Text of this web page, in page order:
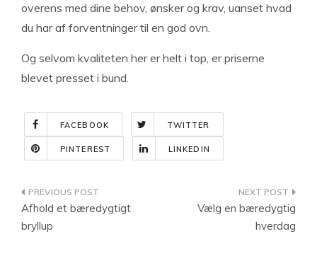
overens med dine behov, ønsker og krav, uanset hvad
du har af forventninger til en god ovn.
Og selvom kvaliteten her er helt i top, er priserne
blevet presset i bund.
FACEBOOK TWITTER
PINTEREST LINKEDIN
Indlægsnavigation
Afhold et bæredygtigt
bryllup
Vælg en bæredygtig
hverdag